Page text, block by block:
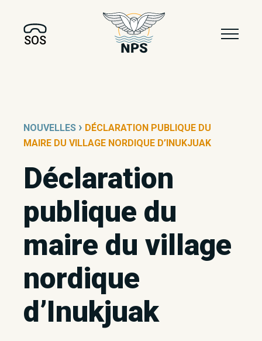
SOS
NOUVELLES › DÉCLARATION PUBLIQUE DU
MAIRE DU VILLAGE NORDIQUE D’INUKJUAK
Déclaration
publique du
maire du village
nordique
d’Inukjuak